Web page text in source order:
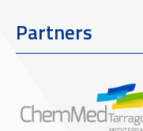
Partners